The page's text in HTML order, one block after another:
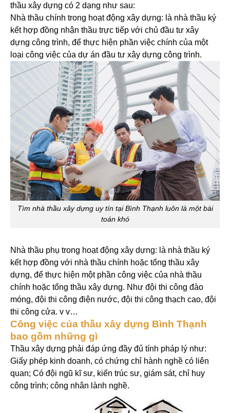
thầu xây dựng có 2 dạng như sau:
Nhà thầu chính trong hoạt động xây dựng: là nhà thầu ký
kết hợp đồng nhận thầu trực tiếp với chủ đầu tư xây
dựng công trình, để thực hiện phần việc chính của một
loại công việc của dự án đầu tư xây dựng công trình.
Tìm nhà thầu xây dựng uy tín tại Bình Thạnh luôn là một bài
toán khó
Nhà thầu phụ trong hoạt động xây dựng: là nhà thầu ký
kết hợp đồng với nhà thầu chính hoặc tổng thầu xây
dựng, để thực hiện một phần công việc của nhà thầu
chính hoặc tổng thầu xây dựng. Như đội thi công đào
móng, đội thi công điện nước, đội thi công thạch cao, đội
thi công cửa. v v…
Công việc của thầu xây dựng Bình Thạnh
bao gồm những gì
Thầu xây dựng phải đáp ứng đầy đủ tính pháp lý như:
Giấy phép kinh doanh, có chứng chỉ hành nghề có liên
quan; Có đội ngũ kĩ sư, kiến trúc sư, giám sát, chỉ huy
công trình; công nhân lành nghề.